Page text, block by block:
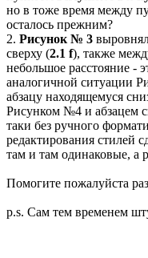
но в тоже время между
осталось прежним?
2. Рисунок № 3
сверху (2.1 f), также
небольшое расстояние
аналогичной ситуации
абзацу находящемуся
Рисунком №4 и абзацем
таки без ручного
редактирования стилей
там и там одинаковые, а
Помогите пожалуйста
p.s. Сам тем временем